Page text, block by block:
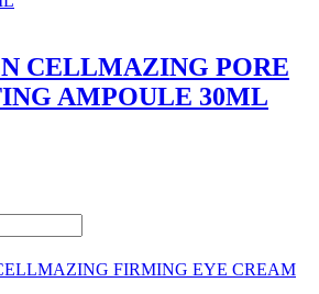
CELLMAZING PORE
AMPOULE 30ML